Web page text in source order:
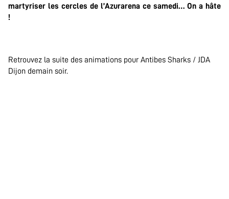
martyriser les cercles de l’Azurarena ce samedi… On a hâte
!
Retrouvez la suite des animations pour Antibes Sharks / JDA
Dijon demain soir.